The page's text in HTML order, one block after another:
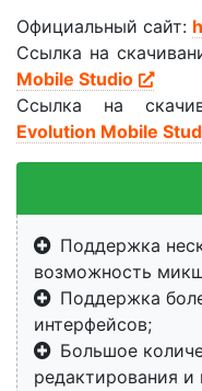
Официальный сайт:
Ссылка на
Mobile Studio
Ссылка на
Evolution Mobile
Поддержка
возможность
Поддержка
интерфейсов;
Большое
редактирования и